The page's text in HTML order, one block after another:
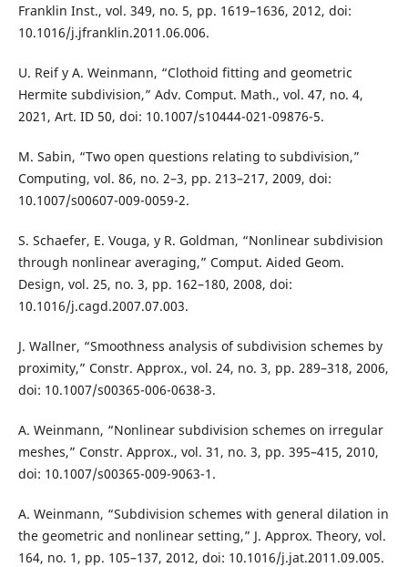
Franklin Inst., vol. 349, no. 5, pp. 1619–1636, 2012, doi:
10.1016/j.jfranklin.2011.06.006.
U. Reif y A. Weinmann, “Clothoid fitting and geometric
Hermite subdivision,” Adv. Comput. Math., vol. 47, no. 4,
2021, Art. ID 50, doi: 10.1007/s10444-021-09876-5.
M. Sabin, “Two open questions relating to subdivision,”
Computing, vol. 86, no. 2–3, pp. 213–217, 2009, doi:
10.1007/s00607-009-0059-2.
S. Schaefer, E. Vouga, y R. Goldman, “Nonlinear subdivision
through nonlinear averaging,” Comput. Aided Geom.
Design, vol. 25, no. 3, pp. 162–180, 2008, doi:
10.1016/j.cagd.2007.07.003.
J. Wallner, “Smoothness analysis of subdivision schemes by
proximity,” Constr. Approx., vol. 24, no. 3, pp. 289–318, 2006,
doi: 10.1007/s00365-006-0638-3.
A. Weinmann, “Nonlinear subdivision schemes on irregular
meshes,” Constr. Approx., vol. 31, no. 3, pp. 395–415, 2010,
doi: 10.1007/s00365-009-9063-1.
A. Weinmann, “Subdivision schemes with general dilation in
the geometric and nonlinear setting,” J. Approx. Theory, vol.
164, no. 1, pp. 105–137, 2012, doi: 10.1016/j.jat.2011.09.005.